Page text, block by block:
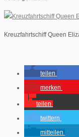
Kreuzfahrtschiff Queen
teilen
merken
teilen
twittern
mitteilen